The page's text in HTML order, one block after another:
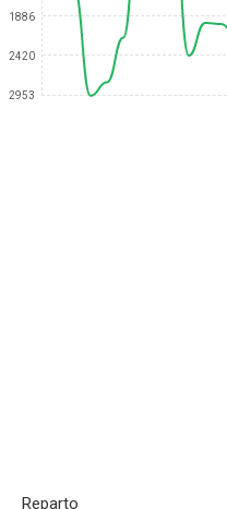
1886
2420
2953
Reparto